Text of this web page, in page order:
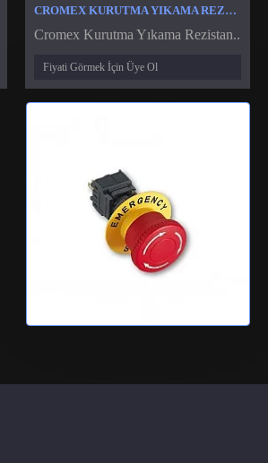
CROMEX KURUTMA YIKAMA REZISTANSLARI
Cromex Kurutma Yıkama Rezistan..
Fiyati Görmek İçin Üye Ol